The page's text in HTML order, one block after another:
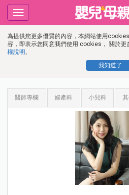
為提供您更多優質的內容，本網站使用
容，即表示您同意我們使用 cookies， 關於
權說明 。
我知道了
Toggle
navigation
醫師專欄 婦產科 小兒科